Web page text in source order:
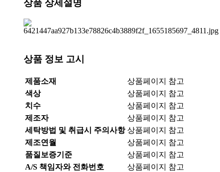
상품 상세설명
상품 정보 고시
제품소재
상품페이지 참고
색상
상품페이지 참고
치수
상품페이지 참고
제조자
상품페이지 참고
세탁방법 및 취급시 주의사항 상품페이지 참고
제조연월
상품페이지 참고
품질보증기준
상품페이지 참고
A/S 책임자와 전화번호
상품페이지 참고